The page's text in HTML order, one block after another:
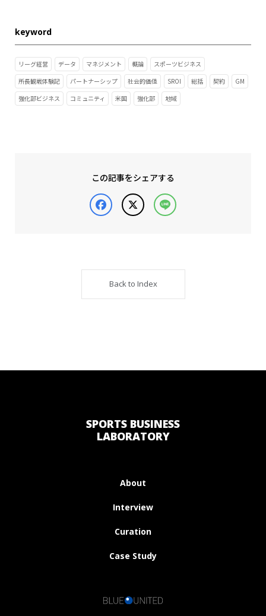
keyword
リーグ経営 データ マネジメント 概論
スポーツビジネス
所長観戦体験記
パートナーシップ 社会的価値 SROI 総括 契約
GM
強化部ビジネス
コミュニティ 米国 強化部 地域
この記事をシェアする
Facebook
Back to Index
SPORTS BUSINESS
LABORATORY
About
Interview
Curation
Case Study